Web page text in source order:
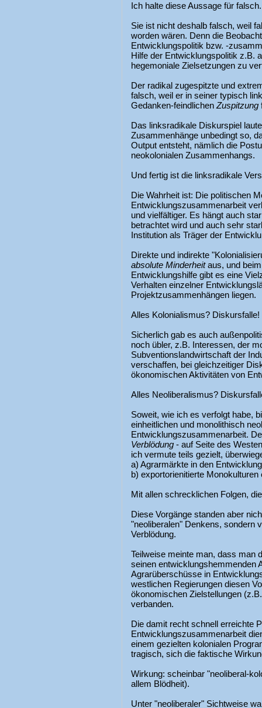
Ich halte diese Aussage für falsch.
Sie ist nicht deshalb falsch, weil
worden wären. Denn die
Entwicklungspolitik bzw. -
Hilfe der Entwicklungspolitik z.B.
hegemoniale Zielsetzungen zu
Der radikal zugespitzte und
falsch, weil er in seiner typisch
Gedanken-feindlichen Zuspitzung
Das linksradikale Diskurspiel
Zusammenhänge unbedingt so,
Output entsteht, nämlich die
neokolonialen Zusammenhangs.
Und fertig ist die linksradikale
Die Wahrheit ist: Die politischen
Entwicklungszusammenarbeit
und vielfältiger. Es hängt auch
betrachtet wird und auch sehr
Institution als Träger der
Direkte und indirekte
absolute Minderheitaus, und
Entwicklungshilfe gibt es eine
Verhalten einzelner
Projektzusammenhängen liegen.
Alles Kolonialismus? Diskursfalle!
Sicherlich gab es auch
noch übler, z.B. Interessen, der
Subventionslandwirtschaft der
verschaffen, bei gleichzeitiger
ökonomischen Aktivitäten von
Alles Neoliberalismus?
Soweit, wie ich es verfolgt habe,
einheitlichen und monolithisch
Entwicklungszusammenarbeit.
Verblödung - auf Seite des
ich vermute teils gezielt,
a) Agrarmärkte in den
b) exportorienitierte Monokulturen
Mit allen schrecklichen Folgen,
Diese Vorgänge standen aber
"neoliberalen" Denkens, sondern
Verblödung.
Teilweise meinte man, dass man
seinen entwicklungshemmenden
Agrarüberschüsse in
westlichen Regierungen diesen
ökonomischen Zielstellungen
verbanden.
Die damit recht schnell erreichte
Entwicklungszusammenarbeit
einem gezielten kolonialen
tragisch, sich die faktische
Wirkung: scheinbar "neoliberal-
allem Blödheit).
Unter "neoliberaler" Sichtweise